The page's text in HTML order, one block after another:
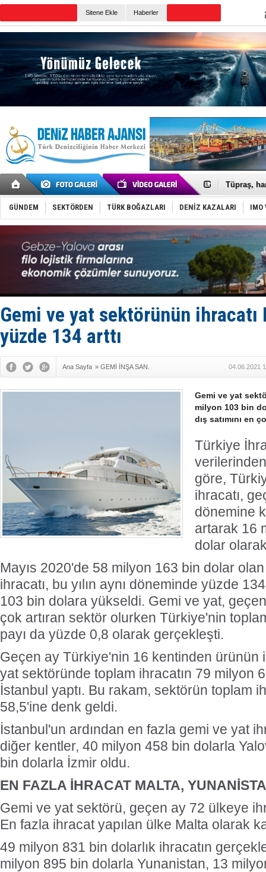
Sitene Ekle Haberler
Anadolu
Tüpraş,
İTU AUV,
LNG
PROYAD,
Türkiye-
Türk
Deniz
DÖDER,
Fairline,
Baltık
Runit
Türk
GÜNDEM SEKTÖRDEN TÜRK BOĞAZLARI DENİZ KAZALARI IMO
Gemi ve yat sektörünün ihracatı
yüzde 134 arttı
Ana Sayfa » GEMİ İNŞA SAN. 04.06.2021
Gemi ve yat
milyon 103 bin
dış satımını en
Türkiye
göre,
ihracatı,
dönemine
artarak 16
dolar
Mayıs 2020'de 58 milyon 163 bin dolar
ihracatı, bu yılın aynı döneminde yüzde
103 bin dolara yükseldi. Gemi ve yat, geçen
çok artıran sektör olurken Türkiye'nin
payı da yüzde 0,8 olarak gerçekleşti.
Geçen ay Türkiye'nin 16 kentinden ürünün
yat sektöründe toplam ihracatın 79 milyon
İstanbul yaptı. Bu rakam, sektörün toplam
58,5'ine denk geldi.
İstanbul'un ardından en fazla gemi ve yat
diğer kentler, 40 milyon 458 bin dolarla
bin dolarla İzmir oldu.
EN FAZLA İHRACAT MALTA,
Gemi ve yat sektörü, geçen ay 72 ülkeye
En fazla ihracat yapılan ülke Malta olarak
49 milyon 831 bin dolarlık ihracatın
milyon 895 bin dolarla Yunanistan, 13